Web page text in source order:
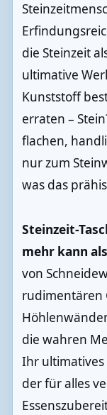
die Steinzeit
ultimative
Kunststoff
erraten –
flachen,
nur zum
was das
Steinzeit-
mehr kann
von
rudimentären
die wahren
Ihr ultimatives
der für alles